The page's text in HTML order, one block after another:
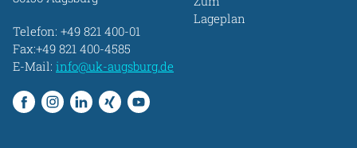
Telefon: +49 821 400-01
Fax:+49 821 400-4585
E-Mail: info@uk-augsburg.de
Lageplan